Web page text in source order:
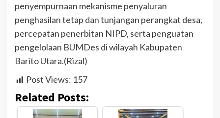
penyempurnaan mekanisme penyaluran
penghasilan tetap dan tunjangan perangkat desa,
percepatan penerbitan NIPD, serta penguatan
pengelolaan BUMDes di wilayah Kabupaten
Barito Utara.(Rizal)
Post Views: 157
Related Posts: